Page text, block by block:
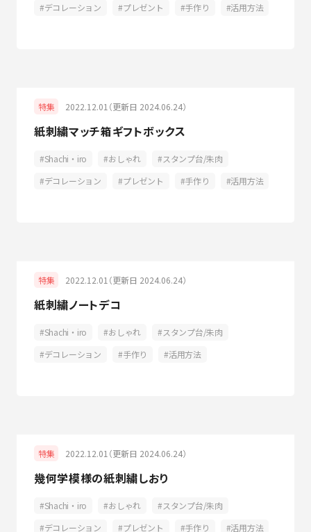
デコレーション
プレゼント 手作り 活用方法
特集 2022.12.01（更新日 2024.06.24）
紙刺繍マッチ箱ギフトボックス
Shachi・iro おしゃれ
スタンプ台/朱肉
デコレーション
プレゼント 手作り 活用方法
特集 2022.12.01（更新日 2024.06.24）
紙刺繍ノートデコ
Shachi・iro おしゃれ
スタンプ台/朱肉
デコレーション
手作り 活用方法
特集 2022.12.01（更新日 2024.06.24）
幾何学模様の紙刺繍しおり
Shachi・iro おしゃれ
スタンプ台/朱肉
デコレーション
プレゼント 手作り 活用方法